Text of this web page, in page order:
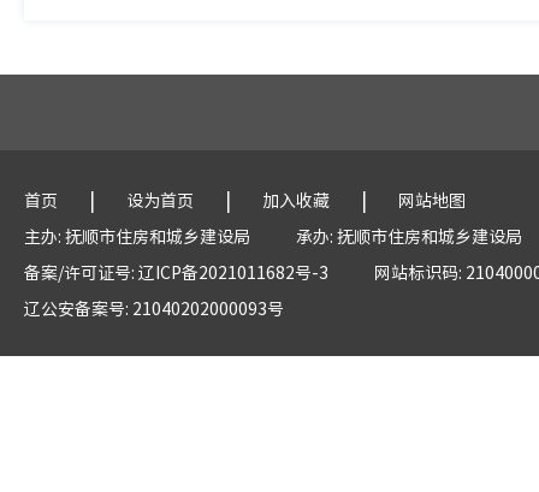
首页 | 设为首页 | 加入收藏 |
网站地图
主办: 抚顺市住房和城乡建设局
承办: 抚顺市住房和城乡建设局
备案/许可证号: 辽ICP备2021011682号-3
网站标识码:
辽公安备案号: 21040202000093号